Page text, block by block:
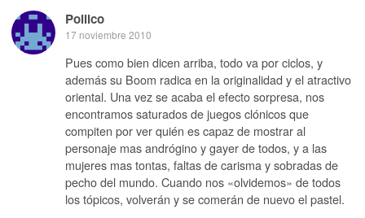
Pollico
17 noviembre 2010
Pues como bien dicen arriba, todo va por ciclos, y
además su Boom radica en la originalidad y el atractivo
oriental. Una vez se acaba el efecto sorpresa, nos
encontramos saturados de juegos clónicos que
compiten por ver quién es capaz de mostrar al
personaje mas andrógino y gayer de todos, y a las
mujeres mas tontas, faltas de carisma y sobradas de
pecho del mundo. Cuando nos «olvidemos» de todos
los tópicos, volverán y se comerán de nuevo el pastel.